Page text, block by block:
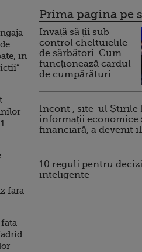
in
fara
Prima pagina pe
Invață să ții sub
control cheltuielile
de sărbători. Cum
funcționează cardul
de cumpărături
Incont , site-ul Știrile
informații economice
financiară, a devenit
10 reguli pentru
inteligente